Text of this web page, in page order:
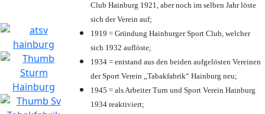
Club Hainburg 1921, aber noch im selben Jahr löste
sich der Verein auf;
1919 = Gründung Hainburger Sport Club, welcher
sich 1932 auflöste;
1934 = entstand aus den beiden aufgelösten Vereinen
der Sport Verein „Tabakfabrik“ Hainburg neu;
1945 = als Arbeiter Turn und Sport Verein Hainburg
1934 reaktiviert;